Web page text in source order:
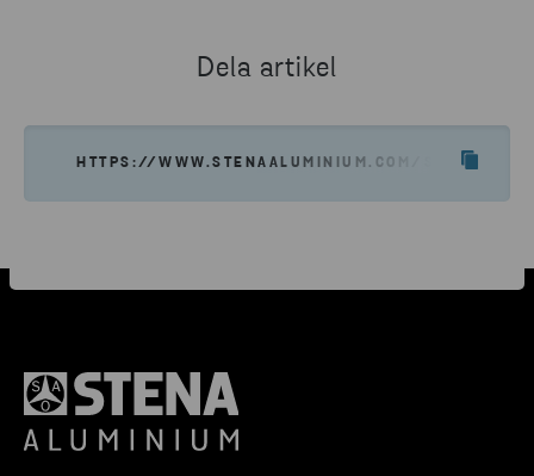
Dela artikel
HTTPS://WWW.STENAALUMINIUM.COM/SV/OM-